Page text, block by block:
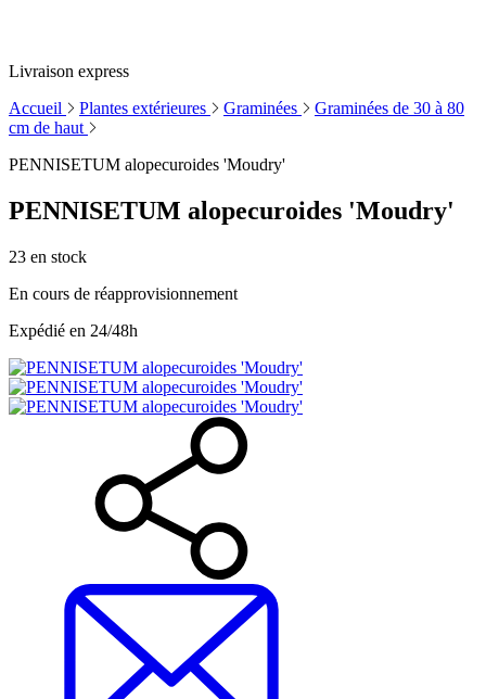
Livraison express
Accueil
Plantes extérieures Graminées
Graminées de 30 à 80
cm de haut
PENNISETUM alopecuroides 'Moudry'
PENNISETUM alopecuroides 'Moudry'
23 en stock
En cours de réapprovisionnement
Expédié en 24/48h